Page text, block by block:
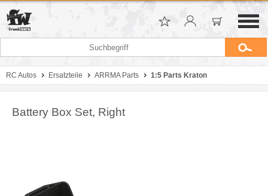
RC Autos Ersatzteile ARRMA Parts 1:5 Parts Kraton
Battery Box Set, Right